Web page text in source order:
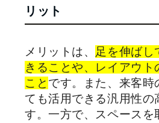
リット
メリットは、 足を伸ばし
きることや、レイアウト
こと です。また、来客時
ても活用できる汎用性の
す。一方で、スペースを